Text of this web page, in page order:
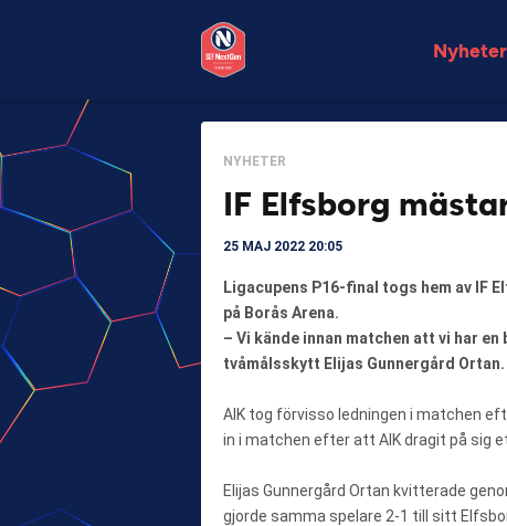
Nyheter
NYHETER
IF Elfsborg
25 MAJ 2022 20:05
Ligacupens P16-final togs hem av IF
på Borås Arena.
– Vi kände innan matchen att vi har
tvåmålsskytt Elijas Gunnergård Ortan.
AIK tog förvisso ledningen i matchen
in i matchen efter att AIK dragit på sig
Elijas Gunnergård Ortan kvitterade
gjorde samma spelare 2-1 till sitt